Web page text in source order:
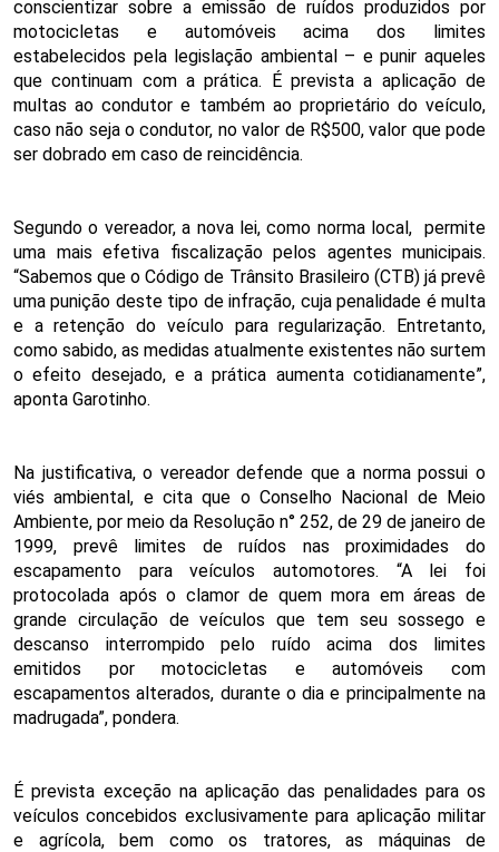
conscientizar sobre a emissão de ruídos produzidos por
motocicletas e automóveis acima dos limites
estabelecidos pela legislação ambiental – e punir aqueles
que continuam com a prática. É prevista a aplicação de
multas ao condutor e também ao proprietário do veículo,
caso não seja o condutor, no valor de R$500, valor que pode
ser dobrado em caso de reincidência.
Segundo o vereador, a nova lei, como norma local, permite
uma mais efetiva fiscalização pelos agentes municipais.
“Sabemos que o Código de Trânsito Brasileiro (CTB) já prevê
uma punição deste tipo de infração, cuja penalidade é multa
e a retenção do veículo para regularização. Entretanto,
como sabido, as medidas atualmente existentes não surtem
o efeito desejado, e a prática aumenta cotidianamente”,
aponta Garotinho.
Na justificativa, o vereador defende que a norma possui o
viés ambiental, e cita que o Conselho Nacional de Meio
Ambiente, por meio da Resolução n° 252, de 29 de janeiro de
1999, prevê limites de ruídos nas proximidades do
escapamento para veículos automotores. “A lei foi
protocolada após o clamor de quem mora em áreas de
grande circulação de veículos que tem seu sossego e
descanso interrompido pelo ruído acima dos limites
emitidos por motocicletas e automóveis com
escapamentos alterados, durante o dia e principalmente na
madrugada”, pondera.
É prevista exceção na aplicação das penalidades para os
veículos concebidos exclusivamente para aplicação militar
e agrícola, bem como os tratores, as máquinas de